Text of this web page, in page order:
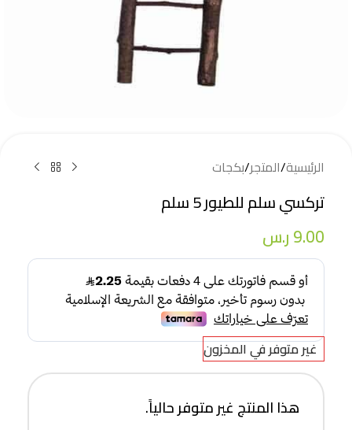
الرئيسية/المتجر/بكجات
تركسي سلم للطيور 5 سلم
9.00ر.س
غير متوفر في المخزون
هذا المنتج غير متوفر حالياً.